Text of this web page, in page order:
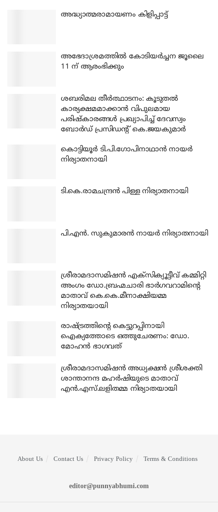
അദ്ധ്യാത്മരാമായണം കിളിപ്പാട്ട്
അഭേദാശ്രമത്തില്‍ കോടിയര്‍ച്ചന ജൂലൈ
11 ന് ആരംഭിക്കും
ശബരിമല തീര്‍ത്ഥാടനം: കൂടുതല്‍
കാര്യക്ഷമമാക്കാന്‍ വിപുലമായ
പരിഷ്‌കാരങ്ങള്‍ പ്രഖ്യാപിച്ച് ദേവസ്വം
ബോര്‍ഡ് പ്രസിഡന്റ് കെ.ജയകുമാര്‍
കൊട്ടിയൂര്‍ ടി.പി.ഗോപിനാഥാന്‍ നായര്‍
നിര്യാതനായി
ടി.കെ.രാമചന്ദ്രന്‍ പിള്ള നിര്യാതനായി
പി.എന്‍. സുകുമാരന്‍ നായര്‍ നിര്യാതനായി
ശ്രീരാമദാസമിഷന്‍ എക്‌സിക്യൂട്ടീവ് കമ്മിറ്റി
അംഗം ഡോ.ബ്രഹ്മചാരി ഭാര്‍ഗവറാമിന്റെ
മാതാവ് കെ.കെ.മീനാക്ഷിയമ്മ
നിര്യാതയായി
രാഷ്ട്രത്തിന്റെ കെട്ടുറപ്പിനായി
ഐക്യത്തോടെ ഒത്തുചേരണം: ഡോ.
മോഹന്‍ ഭാഗവത്
ശ്രീരാമദാസമിഷന്‍ അധ്യക്ഷന്‍ ശ്രീശക്തി
ശാന്താനന്ദ മഹര്‍ഷിയുടെ മാതാവ്
എന്‍.എസ്.ലളിതമ്മ നിര്യാതയായി
About Us Contact Us Privacy Policy Terms & Conditions
editor@punnyabhumi.com